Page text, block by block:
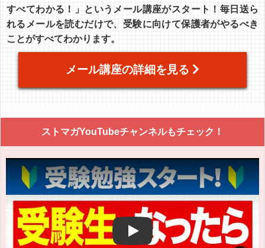
すべてわかる！」というメール講座がスタート！毎日送ら
れるメールを読むだけで、受験に向けて保護者がやるべき
ことがすべてわかります。
メール講座の詳細を見る
ストマガYouTubeチャンネルもチェック！
Play